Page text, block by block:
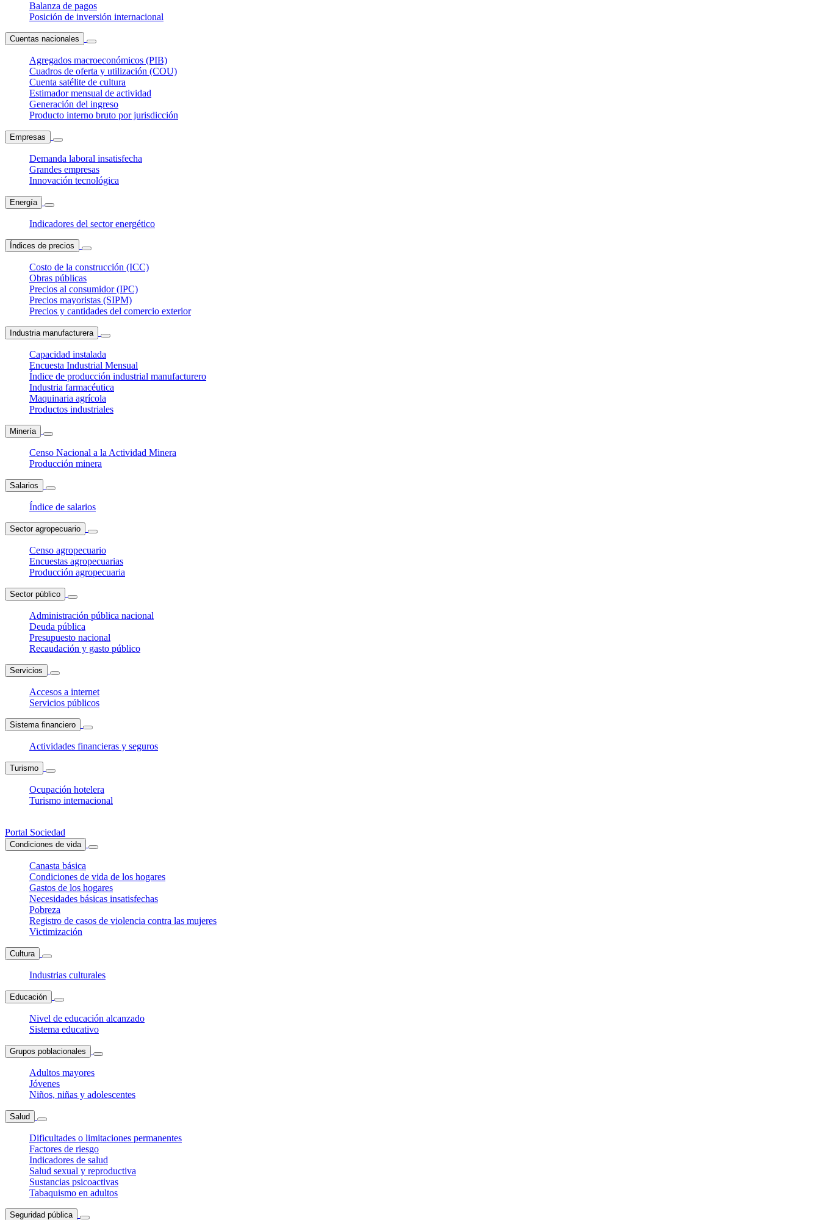
Balanza de pagos
Posición de inversión internacional
Cuentas nacionales
Agregados macroeconómicos (PIB)
Cuadros de oferta y utilización (COU)
Cuenta satélite de cultura
Estimador mensual de actividad
Generación del ingreso
Producto interno bruto por jurisdicción
Empresas
Demanda laboral insatisfecha
Grandes empresas
Innovación tecnológica
Energía
Indicadores del sector energético
Índices de precios
Costo de la construcción (ICC)
Obras públicas
Precios al consumidor (IPC)
Precios mayoristas (SIPM)
Precios y cantidades del comercio exterior
Industria manufacturera
Capacidad instalada
Encuesta Industrial Mensual
Índice de producción industrial manufacturero
Industria farmacéutica
Maquinaria agrícola
Productos industriales
Minería
Censo Nacional a la Actividad Minera
Producción minera
Salarios
Índice de salarios
Sector agropecuario
Censo agropecuario
Encuestas agropecuarias
Producción agropecuaria
Sector público
Administración pública nacional
Deuda pública
Presupuesto nacional
Recaudación y gasto público
Servicios
Accesos a internet
Servicios públicos
Sistema financiero
Actividades financieras y seguros
Turismo
Ocupación hotelera
Turismo internacional
Portal Sociedad
Condiciones de vida
Canasta básica
Condiciones de vida de los hogares
Gastos de los hogares
Necesidades básicas insatisfechas
Pobreza
Registro de casos de violencia contra las mujeres
Victimización
Cultura
Industrias culturales
Educación
Nivel de educación alcanzado
Sistema educativo
Grupos poblacionales
Adultos mayores
Jóvenes
Niños, niñas y adolescentes
Salud
Dificultades o limitaciones permanentes
Factores de riesgo
Indicadores de salud
Salud sexual y reproductiva
Sustancias psicoactivas
Tabaquismo en adultos
Seguridad pública